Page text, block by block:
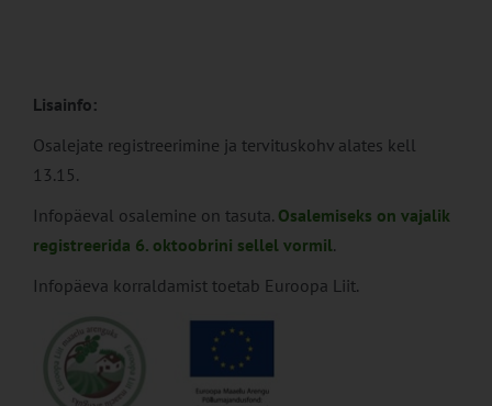
Lisainfo:
Osalejate registreerimine ja tervituskohv alates kell
13.15.
Infopäeval osalemine on tasuta. Osalemiseks on vajalik
registreerida 6. oktoobrini sellel vormil.
Infopäeva korraldamist toetab Euroopa Liit.